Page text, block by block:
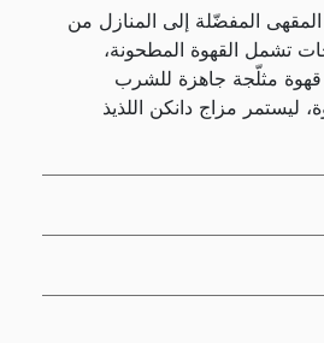
المفضّلة إلى المنازل من
تشمل القهوة المطحونة،
مثلّجة جاهزة للشرب
ليستمر مزاج دانكن اللذيذ